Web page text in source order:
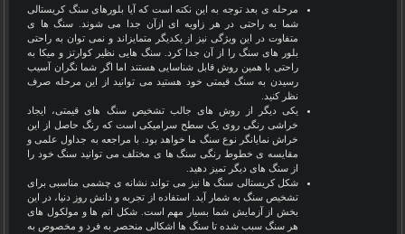
مرحله ی بعد توجه به این نکته است که آیا بلورهای سنگ کریستالی
شما به راحتی در هر زاویه ای ازآن جدا می شوند. سنگ ها ی
متفاوت در این ویژگی نیز از یکدیگر متمایزاند و نمی توان به راحتی
بلور های سنگ را از آن جدا کرد. سنگ هایی نظیر کوارتز و میکا به
راحتی با همین روش قابل شناسایی هستند اما اگر شما نگران آسیب
رسیدن به سنگ قیمتی خود هستید می توانید از این مرحله صرف
نظر کنید.
یکی دیگر از روش های جالب تشخیص سنگ های قیمتی، ایجاد
خراشی رنگی روی یک سطح سرامیکی است که رنگ حاصل از این
خراش نمایانگر نوع سنگ ما خواهد بود. با مراجعه به جداول علمی و
مقایسه ی خطوط رنگی سنگ ها ی مختلف می توانید سنگ خود را
از سنگ های دیگر تمیز دهید.
شکل کریستالی سنگ ها نیز می تواند نشانه ی چشمی مناسبی برای
تشخیص سنگ به شمار آید. استفاده از تجربه و دانش روز دنیا، در این
بخش از آزمایش شما بسیار مهم است. شکل اتم ها و مولکول های
هر سنگ سبب شده تا سنگ ها اشکالی منحصر به فرد و مخصوص به